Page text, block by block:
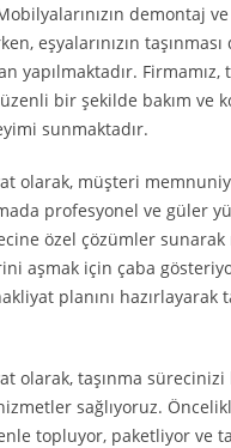
demontaj
eşyalarınızın
yapılmaktadır. Firmamız,
bir şekilde bakım ve
sunmaktadır.
olarak, müşteri
profesyonel ve güler
özel çözümler
aşmak için çaba
planını hazırlayarak
olarak, taşınma sürecinizi
sağlıyoruz.
topluyor, paketliyor ve